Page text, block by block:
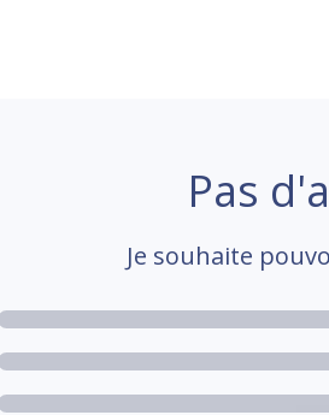
Pas
Je souhaite